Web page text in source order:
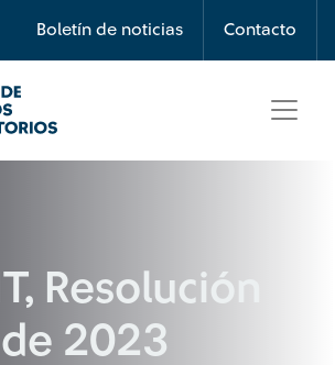
Boletín de noticias Contacto
Resolución
2023